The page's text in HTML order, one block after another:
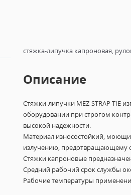
стяжка-липучка капроновая,
Описание
Стяжки-липучки MEZ-STRAP TIE
оборудовании при строгом
высокой надежности.
Материал износостойкий,
излучению, предотвращающему
Стяжки капроновые
Средний рабочий срок службы
Рабочие температуры